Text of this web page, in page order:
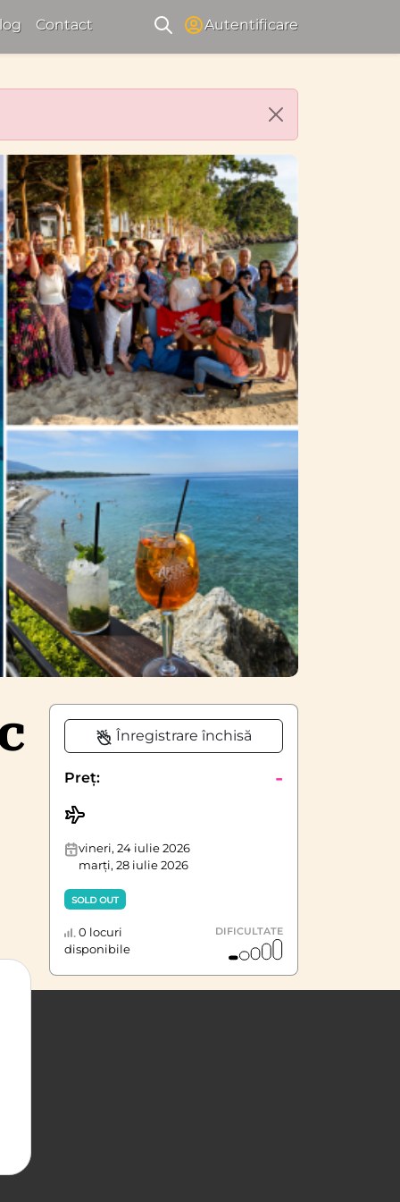
Contact Autentificare
Înregistrare închisă
Preț: -
vineri, 24 iulie 2026
marți, 28 iulie 2026
SOLD OUT
0 locuri
disponibile
DIFICULTATE